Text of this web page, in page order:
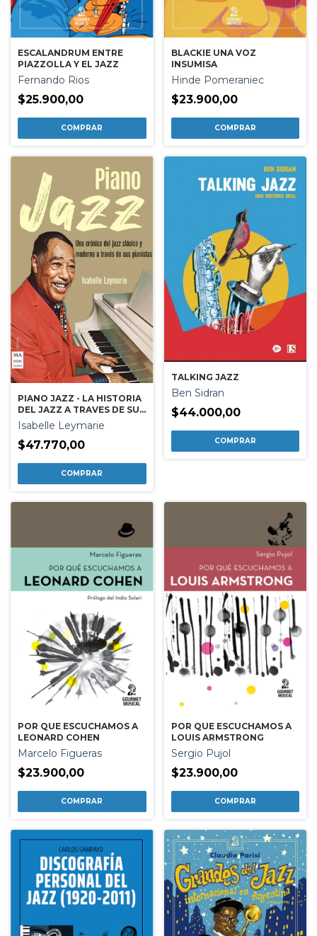
ESCALANDRUM ENTRE
PIAZZOLLA Y EL JAZZ
Fernando Rios
$25.900,00
BLACKIE UNA VOZ
INSUMISA
Hinde Pomeraniec
$23.900,00
PIANO JAZZ - LA HISTORIA
DEL JAZZ A TRAVES DE SUS
PIANISTAS MAS
DESTACADOS
Isabelle Leymarie
$47.770,00
TALKING JAZZ
Ben Sidran
$44.000,00
POR QUE ESCUCHAMOS A
LEONARD COHEN
Marcelo Figueras
$23.900,00
POR QUE ESCUCHAMOS A
LOUIS ARMSTRONG
Sergio Pujol
$23.900,00